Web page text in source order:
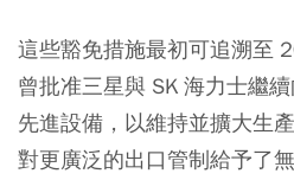
這些豁免措施最初可追溯至
曾批准三星與 SK 海力士繼
先進設備，以維持並擴大生
對更廣泛的出口管制給予了